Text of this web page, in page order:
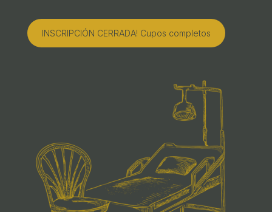
INSCRIPCIÓN CERRADA! Cupos completos